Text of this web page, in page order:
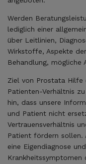
Werden
lediglich einer
über Leitlinien,
Wirkstoffe, Aspekte
Behandlung, mögliche
Ziel von Prostata Hilfe
Patienten-Verhältnis
hin, dass unsere
und Patient nicht
Vertrauensverhältnis
Patient fördern sollen.
eine Eigendiagnose
Krankheitssymptomen